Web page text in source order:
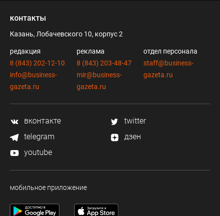
контакты
Казань, Лобачевского 10, корпус 2
редакция
8 (843) 202-12-10
info@business-
gazeta.ru
реклама
8 (843) 203-48-47
mir@business-
gazeta.ru
отдел персонала
staff@business-
gazeta.ru
вконтакте
twitter
telegram
дзен
youtube
мобильное приложение